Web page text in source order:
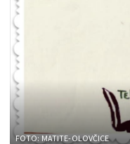
FOTO: MATITE-OLOVČICE